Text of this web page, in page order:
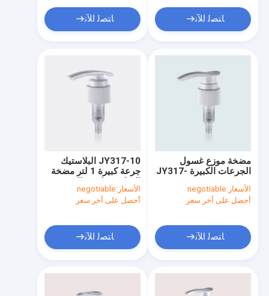
زجاجات قطارة مستحضرات التجميل
قطع غيار مستحضرات التجميل الألومنيوم
ﺎﺘﺼﻟ ﺍﻶﻧ ﺎﺘﺼﻟ ﺍﻶﻧ
JY317-10 البلاستيك
جرعة كبيرة 1 لتر مضخة
محلول
الأسعار:negotiable
أحصل على آخر سعر
ﺎﺘﺼﻟ ﺍﻶﻧ
مضخة موزع غسول
الجرعات الكبيرة JY317-
33/410 ، 28/410 ،
30/400
الأسعار:negotiable
أحصل على آخر سعر
ﺎﺘﺼﻟ ﺍﻶﻧ